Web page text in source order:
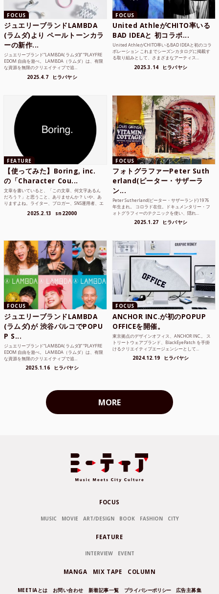
FOCUS
ジュエリーブランドLAMBDA
(ラムダ)より ペールトーンカラ
ーの新作...
ジュエリーブランド“LAMBDA( ラムダ))” “PLAYFRE
EDOM 自由を遊べ。 LAMBDA（ラムダ）は、有限
な資源を無限のクリエイティブで追...
2025.4.7 ヒラバヤシ
FOCUS
United AthleがCHITO率いる
BAD IDEAと 初コラボ...
United AthleがCHITO率いるBAD IDEAと初のコラ
ボレーション これまでシーズンカタログに掲載す
る取り組みとして、さまざまなアーティス...
2025.3.14 ヒラバヤシ
FEATURE
【使ってみた】Boring, inc.
の「Character Cou...
文章を書いていると、「この文章、何文字あるん
だろう？」と思うこと、ありませんか？ いや、あ
りますよね。ライター、ブロガー、SNS運用者、エ
2025.2.13 sn22000
FOCUS
フォトグラファーPeter Suth
erland(ピーター・サザーラ
ン...
Peter Sutherland(ピーター・サザーランド) 1976
年生まれ。 コロラド在住。ドキュメンタリー・フ
ォトグラフィーのテクニックを使い、隠れ...
2025.1.27 ヒラバヤシ
FOCUS
ジュエリーブランドLAMBDA
(ラムダ)が 渋谷パルコでPOPU
P S...
ジュエリーブランド“LAMBDA( ラムダ))” “PLAYFRE
EDOM 自由を遊べ。 LAMBDA（ラムダ）は、有限
な資源を無限のクリエイティブで追...
2025.1.16 ヒラバヤシ
FOCUS
ANCHOR INC.が初のPOPUP
OFFICEを開催。
東京拠点のデザインオフィス、ANCHOR INC.。 ス
トリートウェアブランド、BlackEyePatch を手掛
けるクリエイティブエージェンシーとして...
2024.12.19 ヒラバヤシ
MORE
FOCUS
MUSIC MOVIE ART/DESIGN BOOK FASHION CITY
FEATURE
INTERVIEW EVENT
MANGA MIX TAPE COLUMN
MEETIAとは お問い合わせ 新着記事一覧 プライバシーポリシー 広告主募集